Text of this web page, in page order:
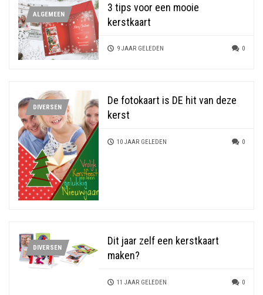
ALGEMEEN
3 tips voor een mooie
kerstkaart
9 JAAR GELEDEN 0
DIVERSEN
De fotokaart is DE hit van deze
kerst
10 JAAR GELEDEN 0
DIVERSEN
Dit jaar zelf een kerstkaart
maken?
11 JAAR GELEDEN 0